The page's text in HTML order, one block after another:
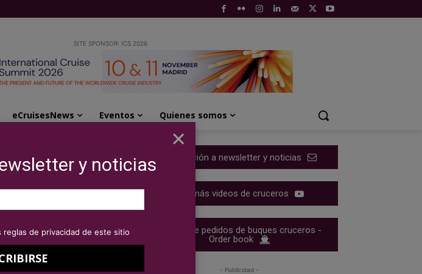
SITE SPONSOR: ICS 2026
eCruisesNews Eventos Quienes somos
para el
Suscripción a newsletter y noticias
Ver más videos de cruceros
Cartera de pedidos de buques cruceros -
Order book
- Publicidad -
×
y noticias
reglas de privacidad de este sitio